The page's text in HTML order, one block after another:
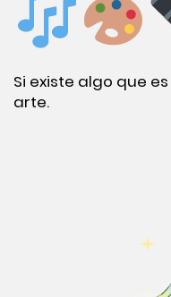
Si existe algo que
arte.